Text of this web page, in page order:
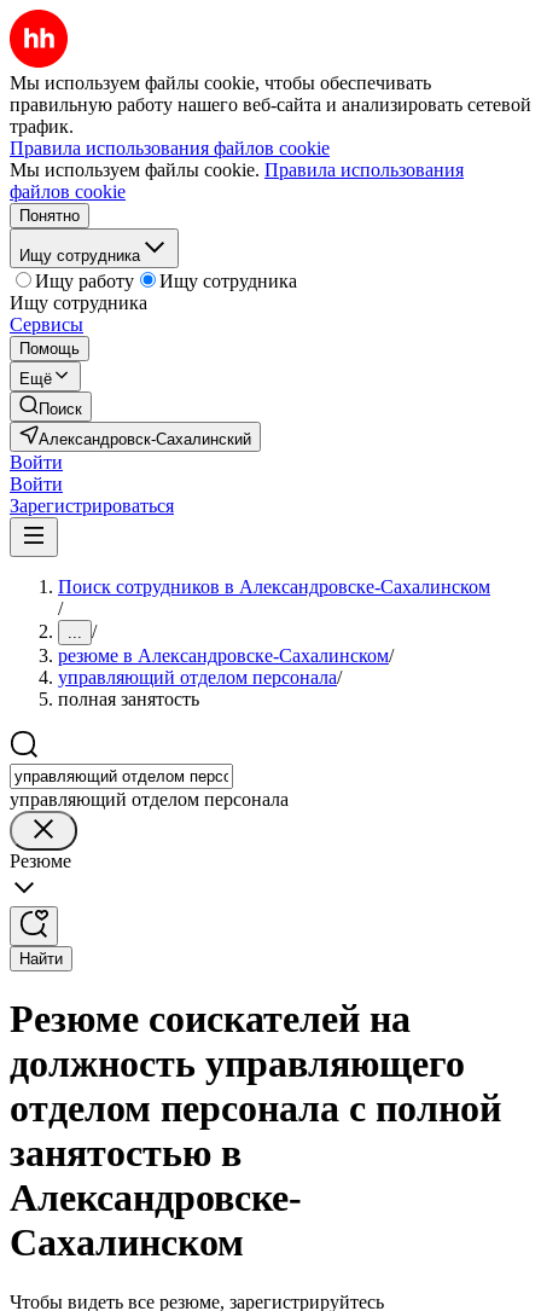
Мы используем файлы cookie, чтобы обеспечивать
правильную работу нашего веб-сайта и анализировать сетевой
трафик.
Правила использования файлов cookie
Мы используем файлы cookie. Правила использования
файлов cookie
Понятно
Ищу сотрудника
Ищу работу
Ищу сотрудника
Ищу сотрудника
Сервисы
Помощь
Ещё
Поиск
Александровск-Сахалинский
Войти
Войти
Зарегистрироваться
Поиск сотрудников в Александровске-Сахалинском
/
... /
резюме в Александровске-Сахалинском/
управляющий отделом персонала/
полная занятость
управляющий отделом персонала
Резюме
Найти
Резюме соискателей на
должность управляющего
отделом персонала с полной
занятостью в
Александровске-
Сахалинском
Чтобы видеть все резюме, зарегистрируйтесь